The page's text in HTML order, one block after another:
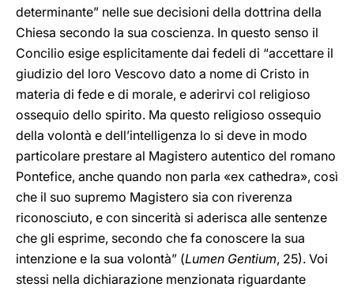
determinante” nelle sue decisioni della dottrina della
Chiesa secondo la sua coscienza. In questo senso il
Concilio esige esplicitamente dai fedeli di “accettare il
giudizio del loro Vescovo dato a nome di Cristo in
materia di fede e di morale, e aderirvi col religioso
ossequio dello spirito. Ma questo religioso ossequio
della volontà e dell’intelligenza lo si deve in modo
particolare prestare al Magistero autentico del romano
Pontefice, anche quando non parla «ex cathedra», così
che il suo supremo Magistero sia con riverenza
riconosciuto, e con sincerità si aderisca alle sentenze
che gli esprime, secondo che fa conoscere la sua
intenzione e la sua volontà” (Lumen Gentium, 25). Voi
stessi nella dichiarazione menzionata riguardante